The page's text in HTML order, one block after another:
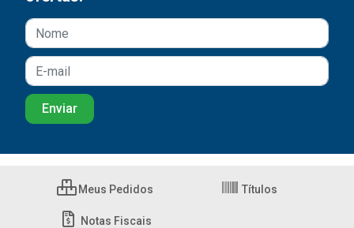
Meus Pedidos Títulos
Notas Fiscais